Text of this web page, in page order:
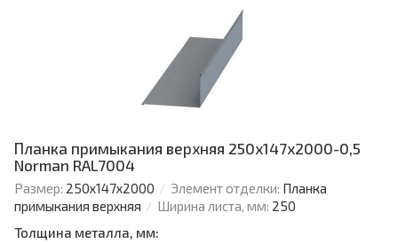
Планка примыкания верхняя 250х147х2000-0,5
Norman RAL7004
Размер: 250х147х2000 Элемент отделки: Планка
примыкания верхняя
Ширина листа, мм: 250
Толщина металла, мм: